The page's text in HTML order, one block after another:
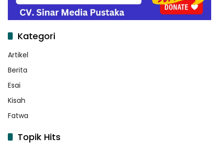
Kategori
Artikel
Berita
Esai
Kisah
Fatwa
Topik Hits